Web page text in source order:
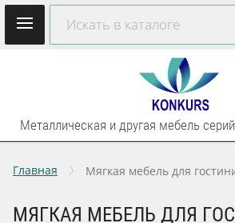
Металлическая и другая мебель
Главная Мягкая мебель для
МЯГКАЯ МЕБЕЛЬ ДЛЯ